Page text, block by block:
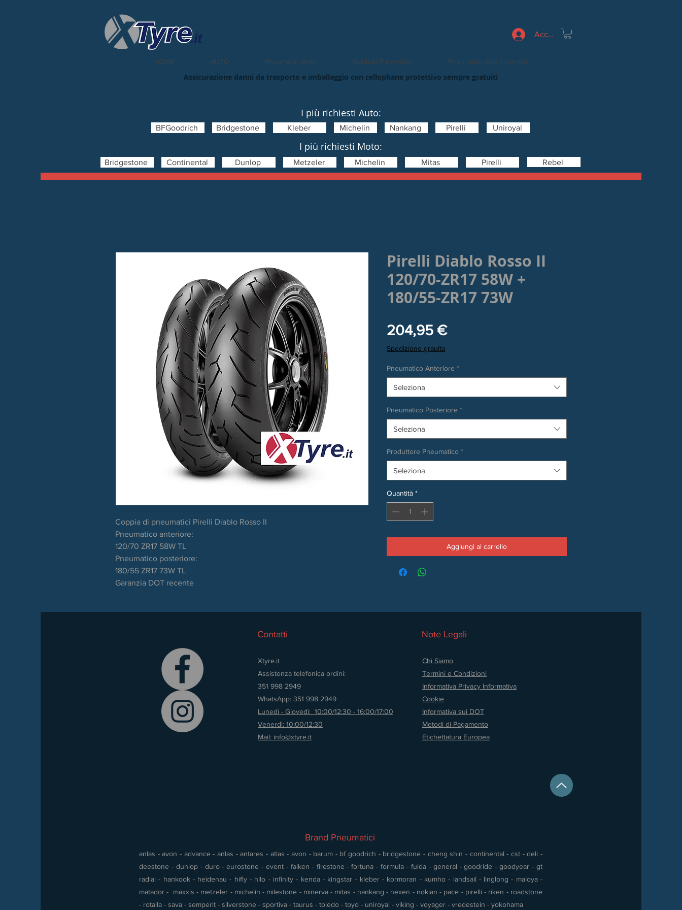
Accedi
HOME AUTO Pneumatici Moto Richiedi Preventivo Pneumatici Auto Invernali
Assicurazione danni da trasporto e imballaggio con cellophane protettivo sempre gratuiti
I più richiesti Auto:
BFGoodrich Bridgestone Kleber Michelin Nankang Pirelli Uniroyal
I più richiesti Moto:
Bridgestone Continental Dunlop Metzeler Michelin Mitas Pirelli Rebel
Coppia di pneumatici Pirelli Diablo Rosso II
Pneumatico anteriore:
120/70 ZR17 58W TL
Pneumatico posteriore:
180/55 ZR17 73W TL
Garanzia DOT recente
Pirelli Diablo Rosso II
120/70-ZR17 58W +
180/55-ZR17 73W
204,95 €Prezzo
Spedizione grauita
Pneumatico Anteriore *
Seleziona
Pneumatico Posteriore *
Seleziona
Produttore Pneumatico *
Seleziona
Quantità *
Aggiungi al carrello
Contatti
Xtyre.it
Assistenza telefonica ordini:
351 998 2949
WhatsApp: 351 998 2949
Lunedì - Giovedì: 10:00/12:30 - 16:00/17:00
Venerdì: 10:00/12:30
Mail: info@xtyre.it
Note Legali
Chi Siamo
Termini e Condizioni
Informativa Privacy Informativa
Cookie
Informativa sui DOT
Metodi di Pagamento
Etichettatura Europea
Brand Pneumatici
anlas - avon - advance - anlas - antares - atlas - avon - barum - bf goodrich - bridgestone - cheng shin - continental - cst - deli -
deestone - dunlop - duro - eurostone - event - falken - firestone - fortuna - formula - fulda - general - goodride - goodyear - gt
radial - hankook - heidenau - hifly - hilo - infinity - kenda - kingstar - kleber - kormoran - kumho - landsail - linglong - maloya -
matador - maxxis - metzeler - michelin - milestone - minerva - mitas - nankang - nexen - nokian - pace - pirelli - riken - roadstone
- rotalla - sava - semperit - silverstone - sportiva - taurus - toledo - toyo - uniroyal - viking - voyager - vredestein - yokohama